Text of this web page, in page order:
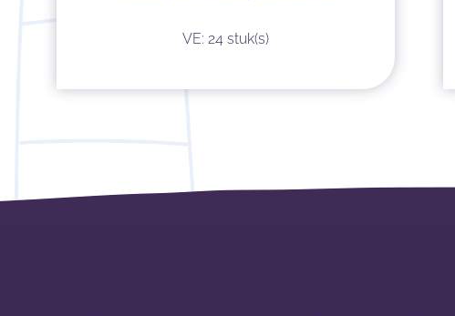
VE: 24 stuk(s)